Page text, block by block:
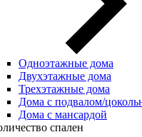
Одноэтажные дома
Двухэтажные дома
Трехэтажные дома
Дома с подвалом/
Дома с мансардой
спален